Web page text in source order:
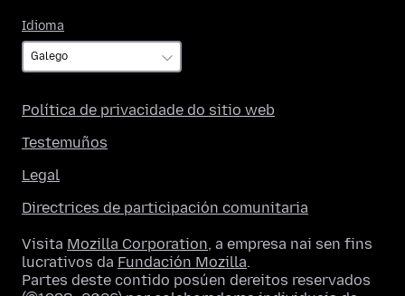
Idioma
Política de privacidade do sitio web
Testemuños
Legal
Directrices de participación comunitaria
Visita Mozilla Corporation, a empresa nai sen fins
lucrativos da Fundación Mozilla.
Partes deste contido posúen dereitos reservados